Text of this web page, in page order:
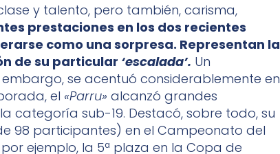
y talento, pero también, carisma,
prestaciones en los dos recientes
como una sorpresa. Representan la
de su particular ‘escalada’. Un
se acentuó considerablemente en
el «Parru» alcanzó grandes
categoría sub-19. Destacó, sobre todo, su
98 participantes) en el Campeonato del
ejemplo, la 5ª plaza en la Copa de